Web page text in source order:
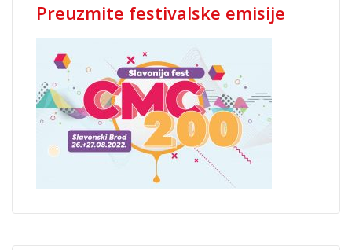
Preuzmite festivalske emisije